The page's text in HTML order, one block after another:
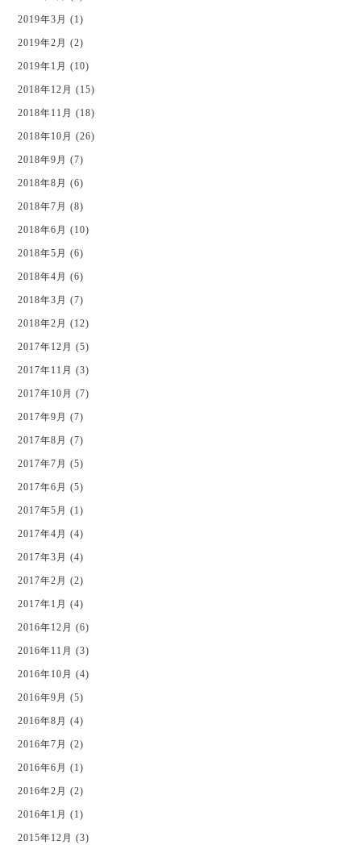
2019年3月 (1)
2019年2月 (2)
2019年1月 (10)
2018年12月 (15)
2018年11月 (18)
2018年10月 (26)
2018年9月 (7)
2018年8月 (6)
2018年7月 (8)
2018年6月 (10)
2018年5月 (6)
2018年4月 (6)
2018年3月 (7)
2018年2月 (12)
2017年12月 (5)
2017年11月 (3)
2017年10月 (7)
2017年9月 (7)
2017年8月 (7)
2017年7月 (5)
2017年6月 (5)
2017年5月 (1)
2017年4月 (4)
2017年3月 (4)
2017年2月 (2)
2017年1月 (4)
2016年12月 (6)
2016年11月 (3)
2016年10月 (4)
2016年9月 (5)
2016年8月 (4)
2016年7月 (2)
2016年6月 (1)
2016年2月 (2)
2016年1月 (1)
2015年12月 (3)